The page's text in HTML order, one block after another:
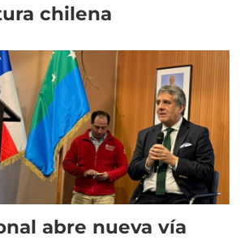
chilena
abre nueva vía